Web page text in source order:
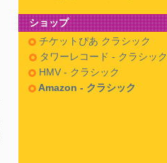
ショップ
チケットぴあ クラシック
タワーレコード - クラシック
HMV - クラシック
Amazon - クラシック